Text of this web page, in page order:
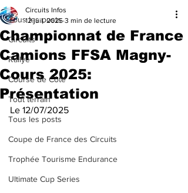
Tous les posts
Circuits
Rallye
Course de Côte
Tout terrain
Tous les posts
Coupe de France des Circuits
Trophée Tourisme Endurance
Ultimate Cup Series
Championnat de France
Camions FFSA Magny-
Cours 2025:
Présentation
Circuits Infos
12 juil. 2025 3 min de lecture
Le 12/07/2025